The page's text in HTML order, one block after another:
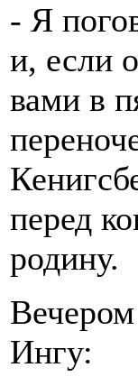
- Я
и, если
вами в
перед
родину.
Ингу: